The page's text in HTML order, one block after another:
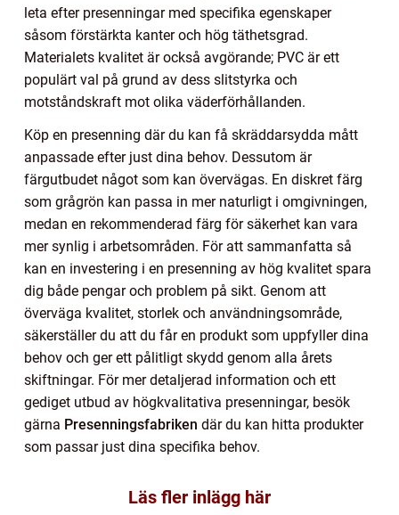
leta efter presenningar med specifika egenskaper
såsom förstärkta kanter och hög täthetsgrad.
Materialets kvalitet är också avgörande; PVC är ett
populärt val på grund av dess slitstyrka och
motståndskraft mot olika väderförhållanden.
Köp en presenning där du kan få skräddarsydda mått
anpassade efter just dina behov. Dessutom är
färgutbudet något som kan övervägas. En diskret färg
som grågrön kan passa in mer naturligt i omgivningen,
medan en rekommenderad färg för säkerhet kan vara
mer synlig i arbetsområden. För att sammanfatta så
kan en investering i en presenning av hög kvalitet spara
dig både pengar och problem på sikt. Genom att
överväga kvalitet, storlek och användningsområde,
säkerställer du att du får en produkt som uppfyller dina
behov och ger ett pålitligt skydd genom alla årets
skiftningar. För mer detaljerad information och ett
gediget utbud av högkvalitativa presenningar, besök
gärna Presenningsfabriken där du kan hitta produkter
som passar just dina specifika behov.
Läs fler inlägg här